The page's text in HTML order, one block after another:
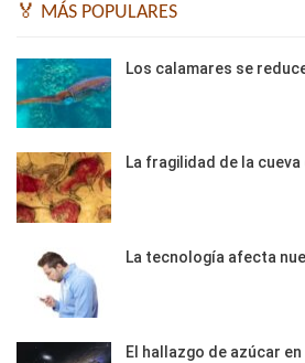
🏅 MÁS POPULARES
Los calamares se
La fragilidad de la
La tecnología afecta
El hallazgo de azúcar en